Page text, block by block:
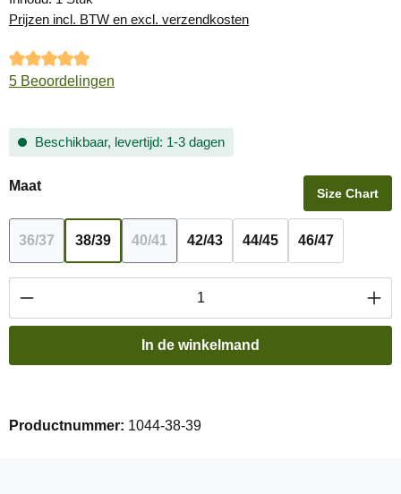
Prijzen incl. BTW en excl. verzendkosten
Gemiddelde waardering van 5 van 5 sterren
5 Beoordelingen
Beschikbaar, levertijd: 1-3 dagen
Selecteer
Maat Size Chart
36/37 38/39 40/41 42/43 44/45 46/47
Producthoeveelheid: Voer de gewenste
In de winkelmand
Productnummer: 1044-38-39